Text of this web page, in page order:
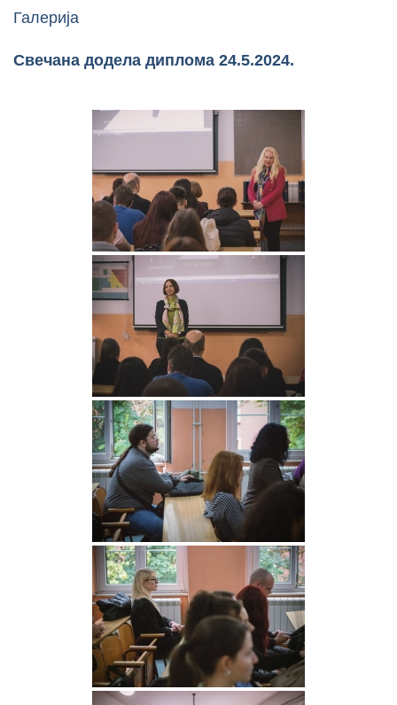
Галерија
Свечана додела диплома 24.5.2024.